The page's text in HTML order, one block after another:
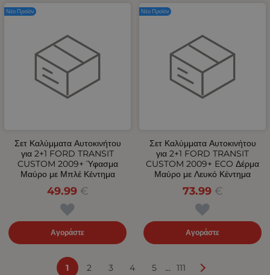
Σετ Καλύμματα Αυτοκινήτου
για 2+1 FORD TRANSIT
CUSTOM 2009+ Ύφασμα
Μαύρο με Μπλέ Κέντημα
49.99 €
Αγοράστε
Νέο Προϊόν
Σετ Καλύμματα Αυτοκινήτου
για 2+1 FORD TRANSIT
CUSTOM 2009+ ECO Δέρμα
Μαύρο με Λευκό Κέντημα
73.99 €
Αγοράστε
Νέο Προϊόν
1 2 3 4 5 ... 111